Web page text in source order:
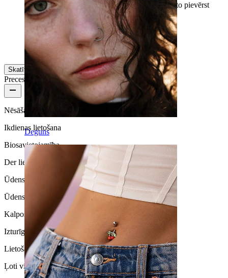
Deguns
Rotaslieta labi izgatavota. Baidījos, ka nespēšu to pievērst
viena (antitrago), bet man izdevās!
stefania Pārbaudīts pirkums
Tulkojis MI Rādīt oriģinālu
Skatīt vairāk
Preces kvalitāte
Nēsāšanas biežums
Ikdienas lietošana
Biosavietojamība
Der lielākajai daļai ādas tipu
Ūdensizturība
Ūdensizturīga
Kalpošanas laiks
Izturīga
Lietošanas ērtums
Ļoti vienkārša